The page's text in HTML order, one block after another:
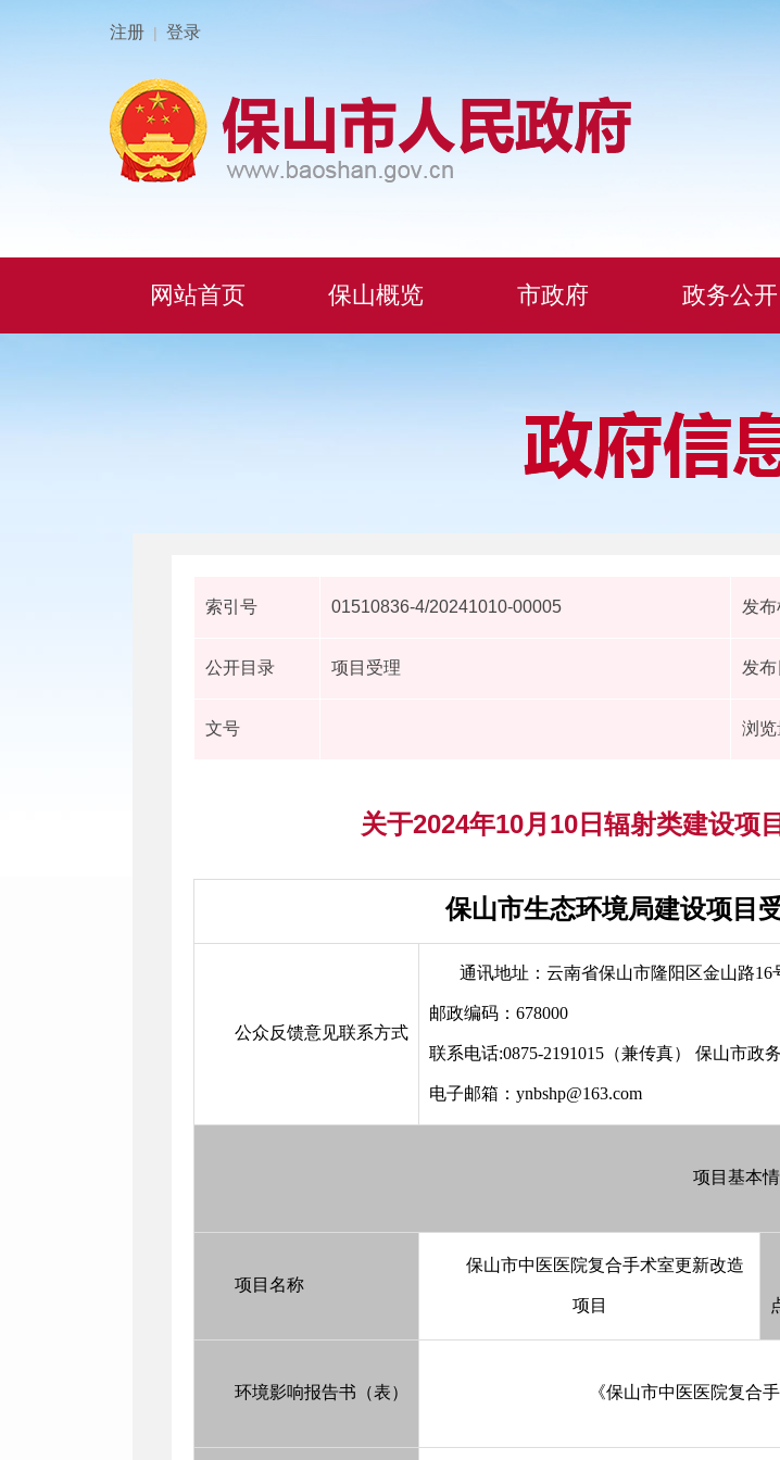
注册 | 登录
网站首页 保山概览 市政府 政务公开
索引号 01510836-4/20241010-00005 发
公开目录 项目受理 发布
文号 浏览
关于2024年10月10日辐射类建设项
保山市生态环境局建设项目
公众反馈意见联系方式
通讯地址：云南省保山市隆阳区金山路
邮政编码：678000
联系电话:0875-2191015（兼传真） 保山市政
电子邮箱：ynbshp@163.com
项目基本
项目名称
保山市中医医院复合手术室更新改造
项目
环境影响报告书（表） 《保山市中医医院复合